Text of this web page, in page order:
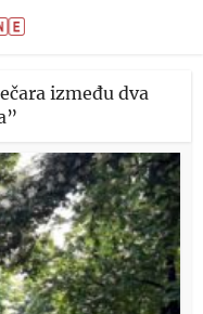
između dva